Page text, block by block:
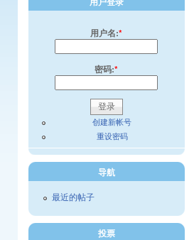
用户名:*
密码:*
创建新帐号
重设密码
导航
最近的帖子
投票